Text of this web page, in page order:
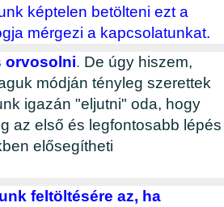
képtelen betölteni ezt a
mérgezi a kapcsolatunkat.
orvosolni. De úgy hiszem,
módján tényleg szerettek
igazán "eljutni" oda, hogy
az első és legfontosabb lépés
elősegítheti
feltöltésére az, ha